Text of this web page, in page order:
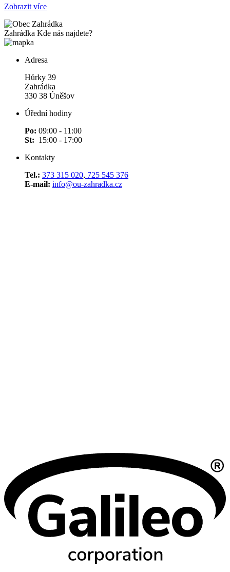
Zobrazit více
Zahrádka Kde nás najdete?
Adresa
Hůrky 39
Zahrádka
330 38 Úněšov
Úřední hodiny
Po: 09:00 - 11:00
St: 15:00 - 17:00
Kontakty
Tel.: 373 315 020, 725 545 376
E-mail: info@ou-zahradka.cz